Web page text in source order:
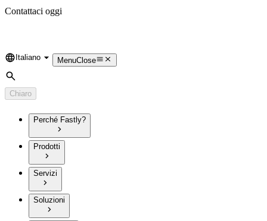
Contattaci oggi
Language
Italiano MenuClose
Cerca
Chiaro
Perché Fastly?
Prodotti
Servizi
Soluzioni